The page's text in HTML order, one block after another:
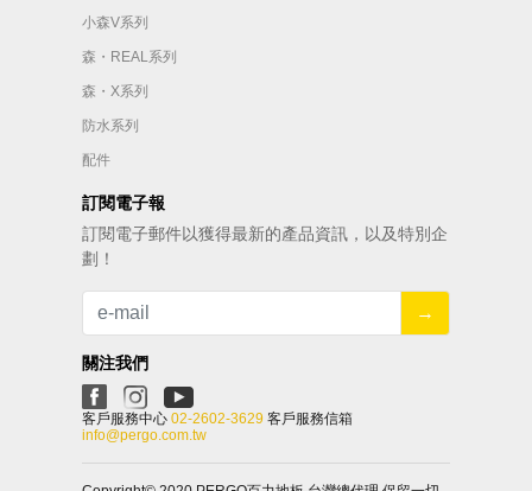
小森V系列
森・REAL系列
森・X系列
防水系列
配件
訂閱電子報
訂閱電⼦郵件以獲得最新的產品資訊，以及特別企
劃！
→
關注我們
客⼾服務中⼼ 02-2602-3629 客⼾服務信箱
info@pergo.com.tw